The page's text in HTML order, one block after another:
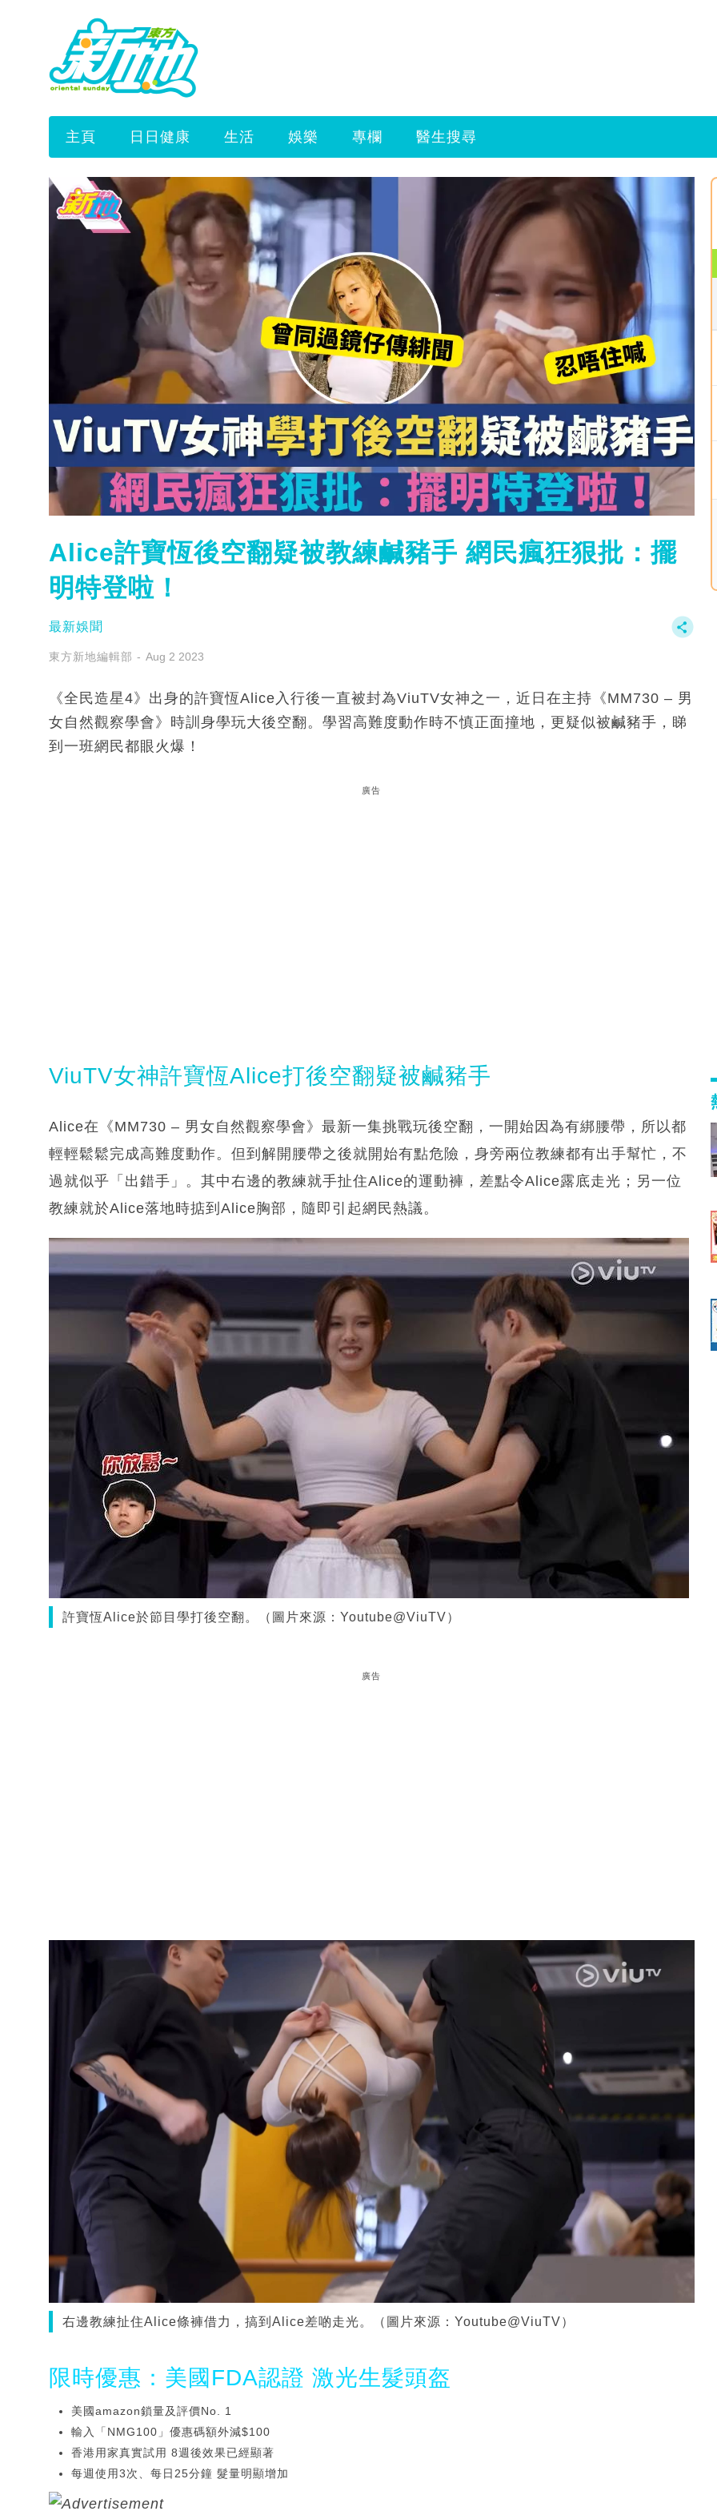
主頁 日日健康 生活 娛樂 專欄 醫生搜尋
Alice許寶恆後空翻疑被教練鹹豬手 網民瘋狂狠批：擺
明特登啦！
最新娛聞
東方新地編輯部 Aug 2 2023
《全民造星4》出身的許寶恆Alice入行後一直被封為ViuTV女神之一，近日在主持《MM730 – 男
女自然觀察學會》時訓身學玩大後空翻。學習高難度動作時不慎正面撞地，更疑似被鹹豬手，睇
到一班網民都眼火爆！
廣告
ViuTV女神許寶恆Alice打後空翻疑被鹹豬手
Alice在《MM730 – 男女自然觀察學會》最新一集挑戰玩後空翻，一開始因為有綁腰帶，所以都
輕輕鬆鬆完成高難度動作。但到解開腰帶之後就開始有點危險，身旁兩位教練都有出手幫忙，不
過就似乎「出錯手」。其中右邊的教練就手扯住Alice的運動褲，差點令Alice露底走光；另一位
教練就於Alice落地時掂到Alice胸部，隨即引起網民熱議。
許寶恆Alice於節目學打後空翻。（圖片來源：Youtube@ViuTV）
廣告
右邊教練扯住Alice條褲借力，搞到Alice差啲走光。（圖片來源：Youtube@ViuTV）
限時優惠：美國FDA認證 激光生髮頭盔
美國amazon鎖量及評價No. 1
輸入「NMG100」優惠碼額外減$100
香港用家真實試用 8週後效果已經顯著
每週使用3次、每日25分鐘 髮量明顯增加